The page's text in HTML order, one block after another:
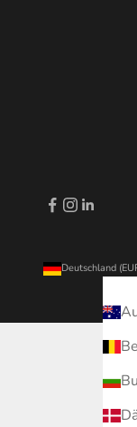
Deutschland